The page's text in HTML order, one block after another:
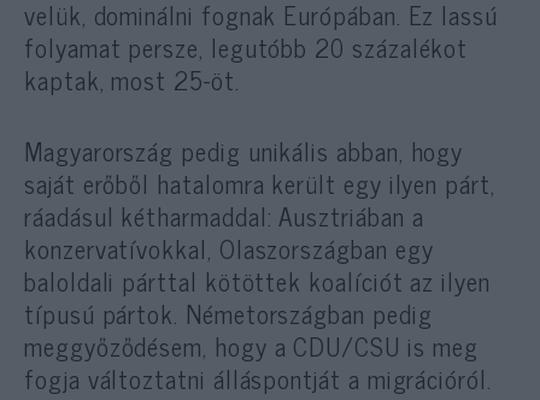
velük, dominálni fognak Európában. Ez lassú
folyamat persze, legutóbb 20 százalékot
kaptak, most 25-öt.
Magyarország pedig unikális abban, hogy
saját erőből hatalomra került egy ilyen párt,
ráadásul kétharmaddal: Ausztriában a
konzervatívokkal, Olaszországban egy
baloldali párttal kötöttek koalíciót az ilyen
típusú pártok. Németországban pedig
meggyőződésem, hogy a CDU/CSU is meg
fogja változtatni álláspontját a migrációról.